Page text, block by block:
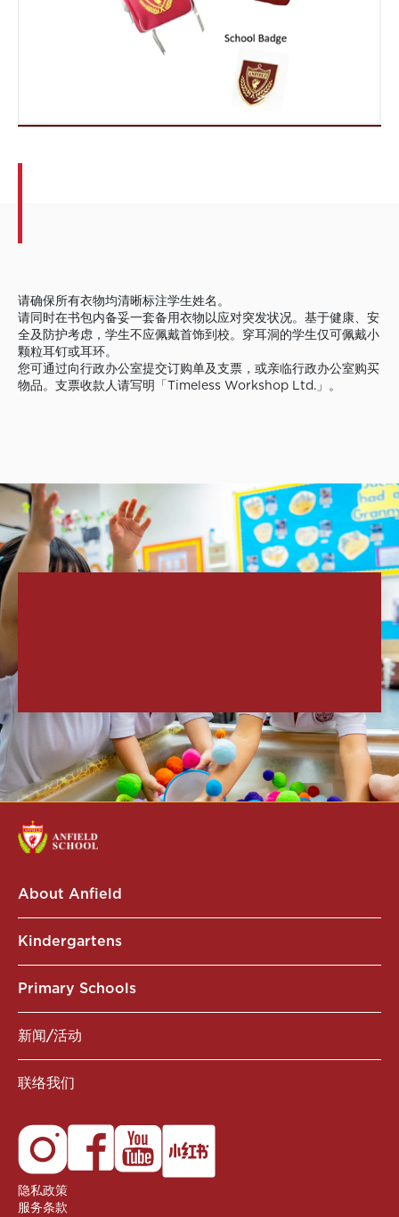
请确保所有衣物均清晰标注学生姓名。
请同时在书包内备妥一套备用衣物以应对突发状况。基于健康、安
全及防护考虑，学生不应佩戴首饰到校。穿耳洞的学生仅可佩戴小
颗粒耳钉或耳环。
您可通过向行政办公室提交订购单及支票，或亲临行政办公室购买
物品。支票收款人请写明「Timeless Workshop Ltd.」。
About Anfield
Kindergartens
Primary Schools
新闻/活动
联络我们
隐私政策
服务条款